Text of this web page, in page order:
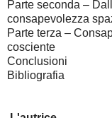
Parte seconda –
consapevolezza
Parte terza –
cosciente
Conclusioni
Bibliografia